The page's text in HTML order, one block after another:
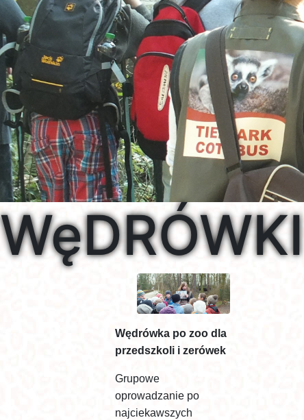
WęDRÓWKI
Wędrówka po zoo dla
przedszkoli i zerówek
Grupowe
oprowadzanie po
najciekawszych